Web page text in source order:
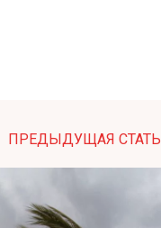
ПРЕДЫДУЩАЯ